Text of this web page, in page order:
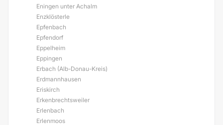
Eningen unter Achalm
Enzklösterle
Epfenbach
Epfendorf
Eppelheim
Eppingen
Erbach (Alb-Donau-Kreis)
Erdmannhausen
Eriskirch
Erkenbrechtsweiler
Erlenbach
Erlenmoos